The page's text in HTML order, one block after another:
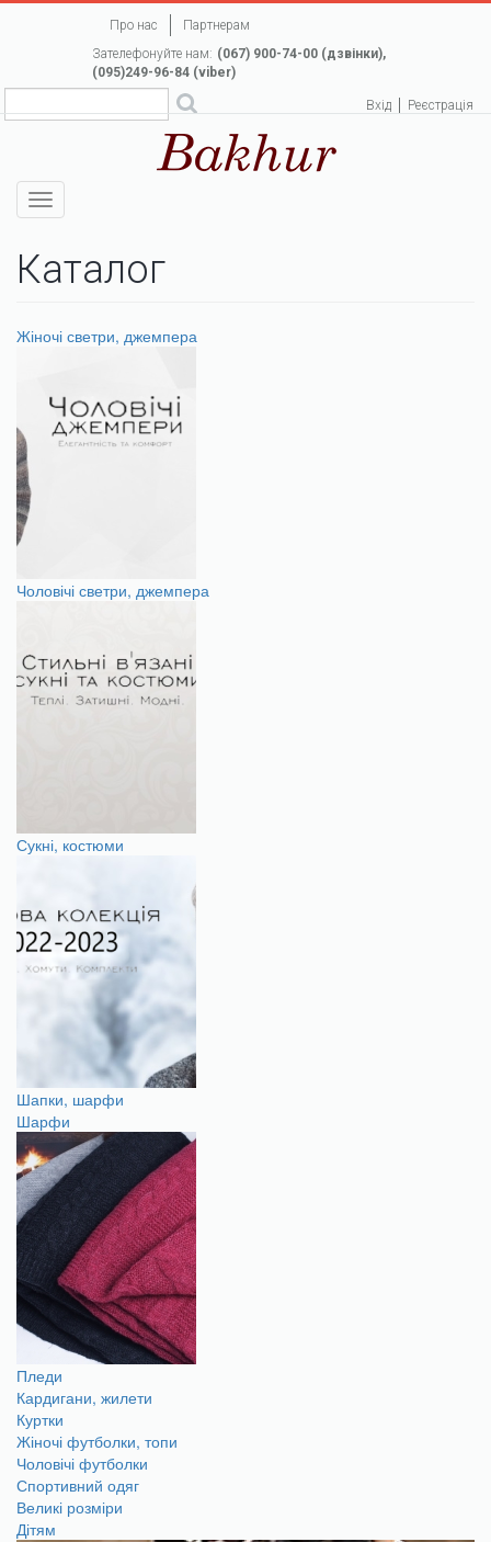
Про нас
Партнерам
Зателефонуйте нам: (067) 900-74-00 (дзвінки),
(095)249-96-84 (viber)
Вхід Реєстрація
Toggle
navigation
Каталог
Жіночі светри, джемпера
Чоловічі светри, джемпера
Сукні, костюми
Шапки, шарфи
Шарфи
Пледи
Кардигани, жилети
Куртки
Жіночі футболки, топи
Чоловічі футболки
Спортивний одяг
Великі розміри
Дітям